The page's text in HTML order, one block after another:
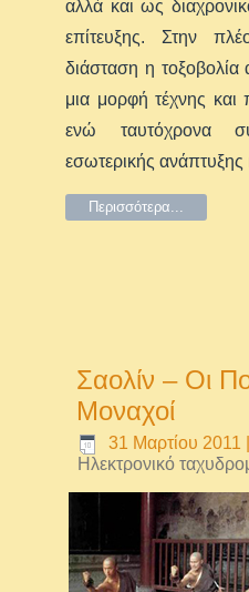
αλλά και ως
επίτευξης. Στην
διάσταση η τοξοβολία
μια μορφή τέχνης και
ενώ ταυτόχρονα
εσωτερικής ανάπτυξης
Περισσότερα...
Σαολίν – Οι
Μοναχοί
31 Μαρτίου 2011
Ηλεκτρονικό